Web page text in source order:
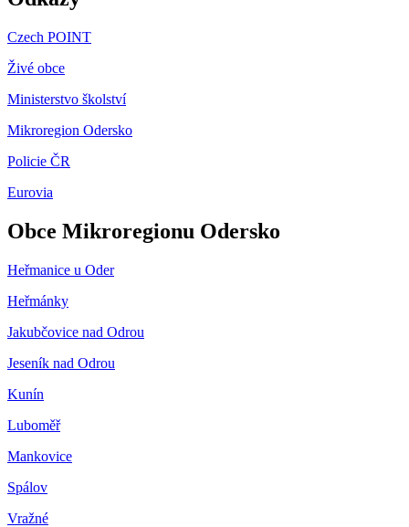
Czech POINT
Živé obce
Ministerstvo školství
Mikroregion Odersko
Policie ČR
Eurovia
Obce Mikroregionu Odersko
Heřmanice u Oder
Heřmánky
Jakubčovice nad Odrou
Jeseník nad Odrou
Kunín
Luboměř
Mankovice
Spálov
Vražné